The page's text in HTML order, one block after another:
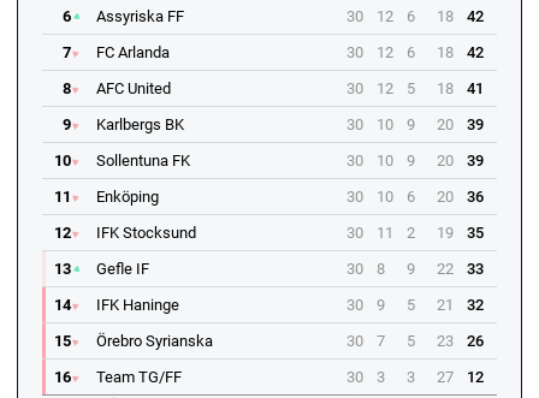
6
Assyriska FF 30 12 6 18
42
7
FC Arlanda 30 12 6 18
42
8
AFC United 30 12 5 18
41
9
Karlbergs BK 30 10 9 20
39
10
Sollentuna FK 30 10 9 20
39
11
Enköping 30 10 6 20
36
12
IFK Stocksund 30 11 2 19
35
13
Gefle IF 30 8 9 22
33
14
IFK Haninge 30 9 5 21
32
15
Örebro Syrianska 30 7 5 23
26
16
Team TG/FF 30 3 3 27
12